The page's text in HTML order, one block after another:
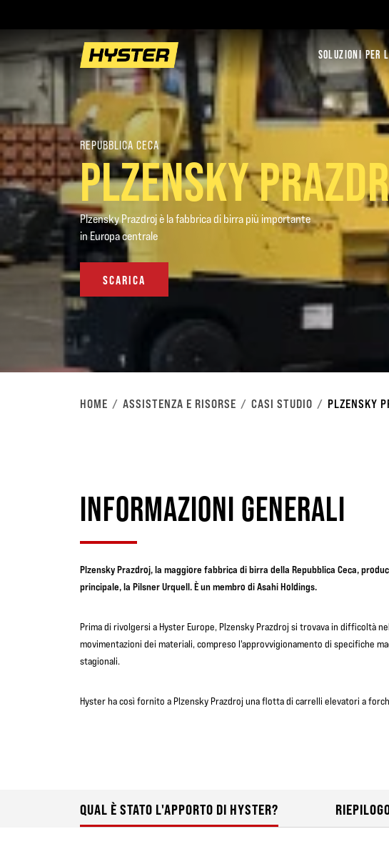
SOLUZIONI PER
REPUBBLICA CECA
PLZENSKY
Plzensky Prazdroj è la fabbrica di birra più importante
in Europa centrale
SCARICA
HOME ASSISTENZA E RISORSE CASI STUDIO PLZENSKY
INFORMAZIONI GENERALI
Plzensky Prazdroj, la maggiore fabbrica di birra della Repubblica Ceca,
principale, la Pilsner Urquell. È un membro di Asahi Holdings.
Prima di rivolgersi a Hyster Europe, Plzensky Prazdroj si trovava in difficoltà
movimentazioni dei materiali, compreso l'approvvigionamento di specifiche
stagionali.
Hyster ha così fornito a Plzensky Prazdroj una flotta di carrelli elevatori a
QUAL È STATO L'APPORTO DI HYSTER?